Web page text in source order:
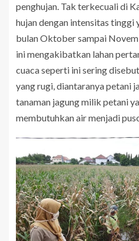
penghujan. Tak terkecuali di
hujan dengan intensitas
bulan Oktober sampai
ini mengakibatkan lahan
cuaca seperti ini sering
yang rugi, diantaranya petani
tanaman jagung milik petani
membutuhkan air menjadi